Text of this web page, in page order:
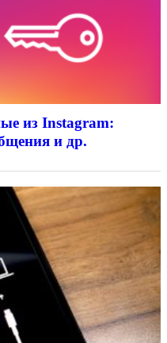
из Instagram:
и др.